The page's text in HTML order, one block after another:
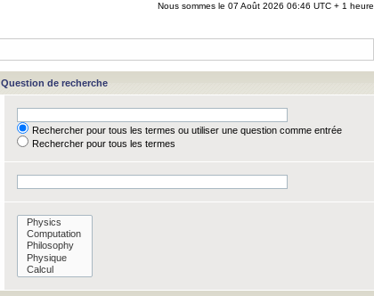
Nous sommes le 07 Août 2026 06:46 UTC + 1 heure
Question de recherche
Rechercher pour tous les termes ou utiliser une question comme entrée
Rechercher pour tous les termes